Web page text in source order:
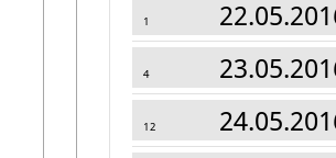
1
4
12